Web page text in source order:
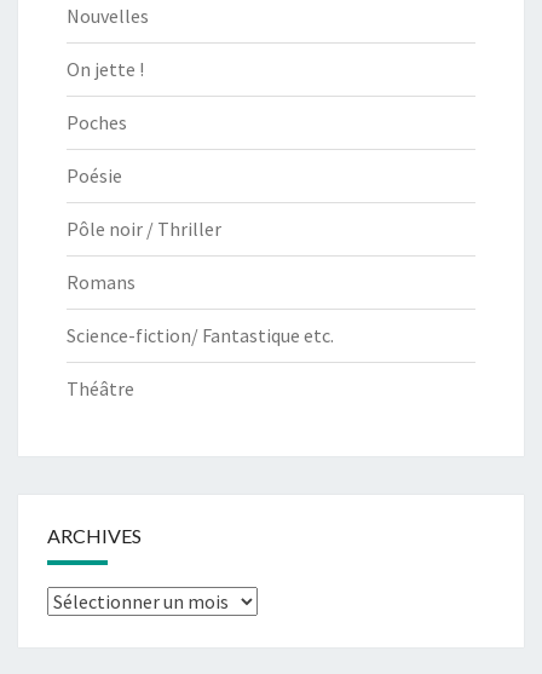
Nouvelles
On jette !
Poches
Poésie
Pôle noir / Thriller
Romans
Science-fiction/ Fantastique etc.
Théâtre
ARCHIVES
Archives